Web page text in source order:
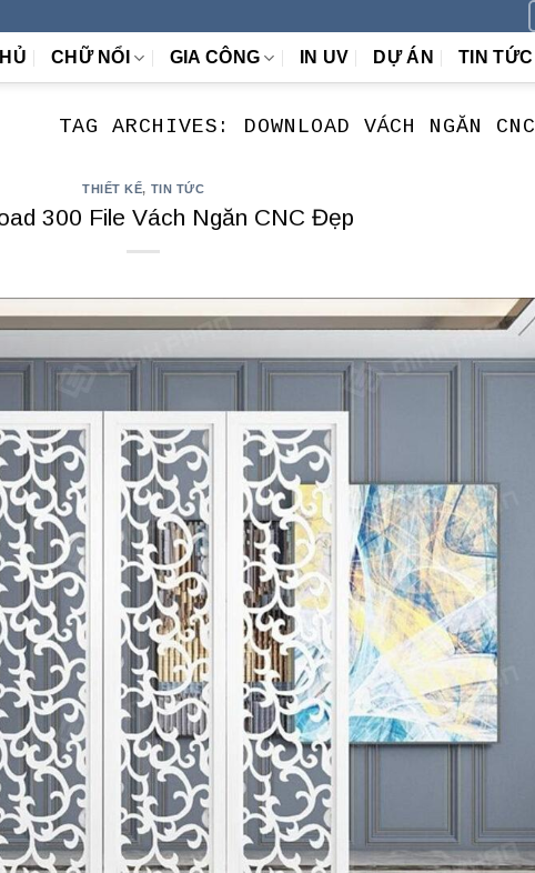
CHỮ NỔI GIA CÔNG IN UV DỰ ÁN TIN TỨC
TAG ARCHIVES: DOWNLOAD VÁCH NGĂN CNC
THIẾT KẾ, TIN TỨC
300 File Vách Ngăn CNC Đẹp